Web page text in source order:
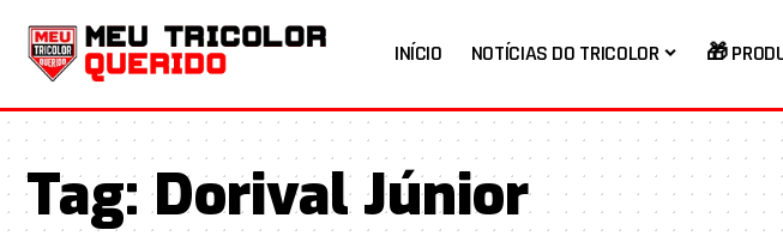
INÍCIO NOTÍCIAS DO TRICOLOR 🎁
Tag:Dorival Júnior